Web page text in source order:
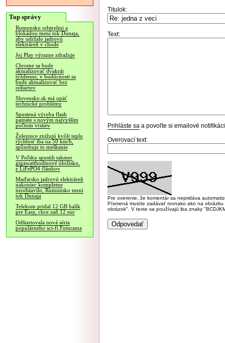
Top správy
Rumunsko odstrelmi a
blokádou mení tok Dunaja,
aby udržalo jadrovú
elektráreň v chode
Joj Play výrazne zdražuje
Chrome sa bude
aktualizovať dvakrát
týždenne, v budúcnosti sa
bude aktualizovať bez
reštartov
Slovensko.sk má opäť
technické problémy
Spustená výroba flash
pamäte s novým najvyšším
počtom vrstiev
Železnice znižujú kvôli teplu
rýchlosť iba na 50 km/h,
spôsobuje to meškanie
V Poľsku spustili takmer
gigawatthodinové úložisko,
z LiFePO4 článkov
Maďarsko jadrovú elektráreň
nakoniec kompletne
neodstavilo, Rumunsko mení
tok Dunaja
Telekom pridal 12 GB balík
pre Easy, chce zaň 12 eur
Odštartovala nová séria
populárneho sci-fi Futurama
Titulok:
Text:
Prihláste sa a povoľte si emailové
Overovací text:
Pre overenie, že komentár sa nepridáva
Písmená musíte zadávať rovnako ako na
obrázok". V texte sa používajú iba znaky